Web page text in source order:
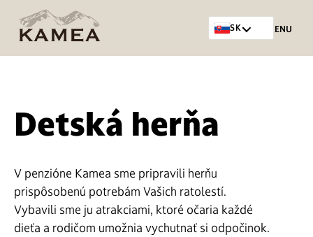
MENU
SK
Detská herňa
V penzióne Kamea sme pripravili herňu
prispôsobenú potrebám Vašich ratolestí.
Vybavili sme ju atrakciami, ktoré očaria každé
dieťa a rodičom umožnia vychutnať si odpočinok.